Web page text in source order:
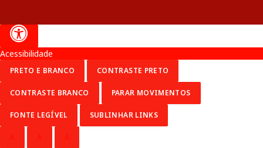
Acessibilidade
PRETO E BRANCO CONTRASTE PRETO
CONTRASTE BRANCO PARAR MOVIMENTOS
FONTE LEGÍVEL SUBLINHAR LINKS